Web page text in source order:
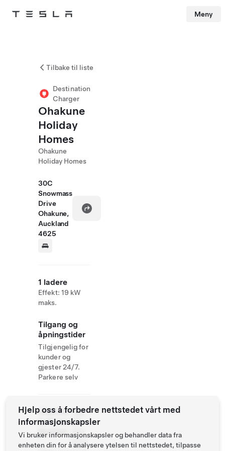
Tesla Meny
Tilbake til liste
Destination
Charger
Ohakune
Holiday
Homes
Ohakune
Holiday Homes
30C
Snowmass
Drive
Ohakune,
Auckland
4625
1 ladere
Effekt: 19 kW
maks.
Tilgang og
åpningstider
Tilgjengelig for
kunder og
gjester 24/7.
Parkere selv
Website
& Phone
Number
+64
27
490
9712
Hjelp oss å forbedre nettstedet vårt med
informasjonskapsler
Vi bruker informasjonskapsler og behandler data fra
enheten din for å analysere ytelsen til nettstedet, tilpasse